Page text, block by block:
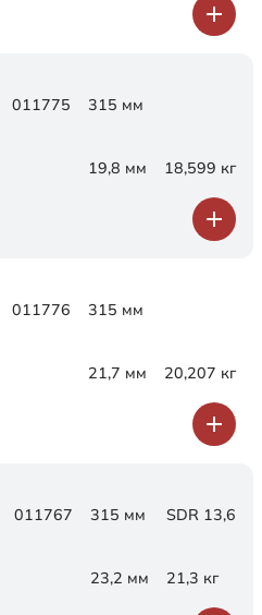
011775 315 мм
19,8 мм 18,599 кг
011776 315 мм
21,7 мм 20,207 кг
011767 315 мм SDR 13,6
23,2 мм 21,3 кг